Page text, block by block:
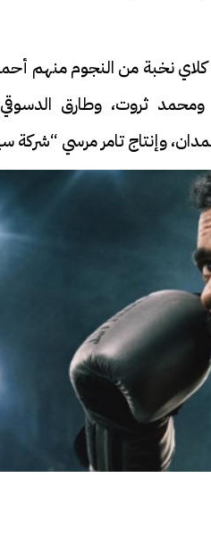
نخبة من النجوم منهم أحمد
ومحمد ثروت، وطارق
وإنتاج تامر مرسي “شركة